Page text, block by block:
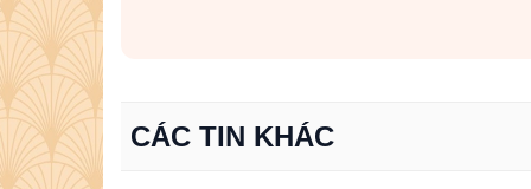
CÁC TIN KHÁC